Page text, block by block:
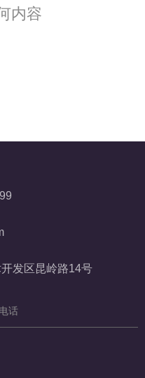
内容
发区昆岭路14号